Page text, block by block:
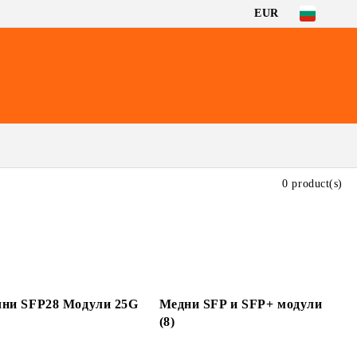
EUR
SFP28 Модули 25G
Медни SFP и SFP+ модули
(8)
0 product(s)